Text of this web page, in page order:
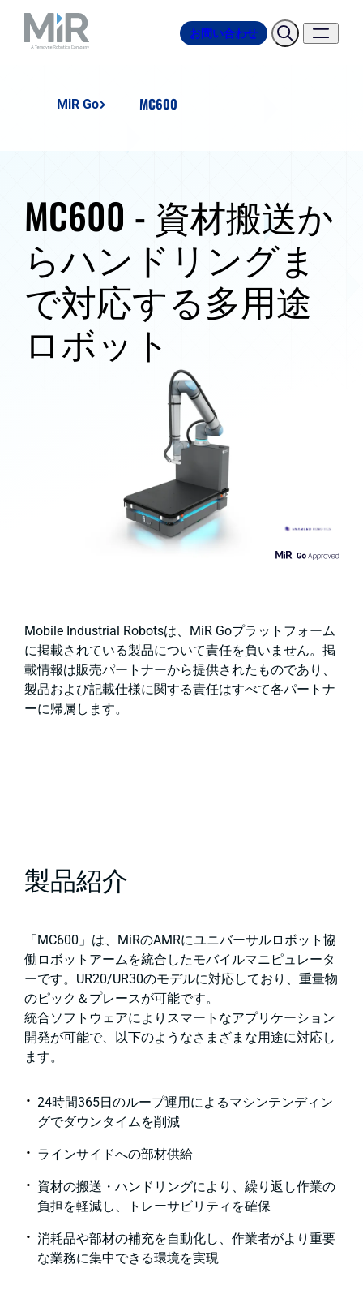
お問い合わせ
MiR Go MC600
MC600 - 資材搬送か
らハンドリングま
で対応する多用途
ロボット
Mobile Industrial Robotsは、MiR Goプラットフォーム
に掲載されている製品について責任を負いません。掲
載情報は販売パートナーから提供されたものであり、
製品および記載仕様に関する責任はすべて各パートナ
ーに帰属します。
製品紹介
「MC600」は、MiRのAMRにユニバーサルロボット協
働ロボットアームを統合したモバイルマニピュレータ
ーです。UR20/UR30のモデルに対応しており、重量物
のピック＆プレースが可能です。
統合ソフトウェアによりスマートなアプリケーション
開発が可能で、以下のようなさまざまな用途に対応し
ます。
24時間365日のループ運用によるマシンテンディン
グでダウンタイムを削減
ラインサイドへの部材供給
資材の搬送・ハンドリングにより、繰り返し作業の
負担を軽減し、トレーサビリティを確保
消耗品や部材の補充を自動化し、作業者がより重要
な業務に集中できる環境を実現